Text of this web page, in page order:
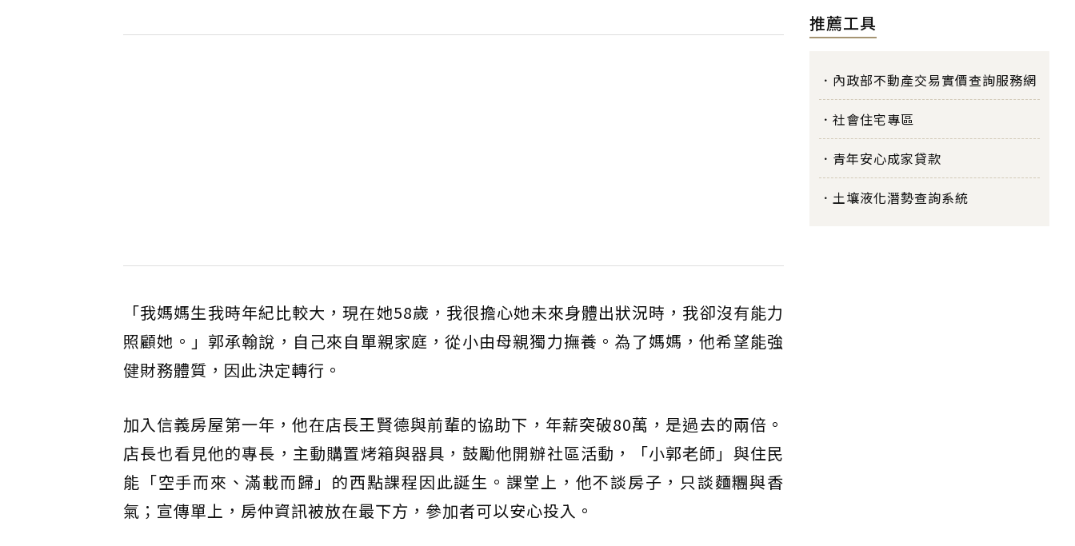
「我媽媽生我時年紀比較大，現在她58歲，我很擔心她未來身體出狀況時，我卻沒有能力
照顧她。」郭承翰說，自己來自單親家庭，從小由母親獨力撫養。為了媽媽，他希望能強
健財務體質，因此決定轉行。
加入信義房屋第一年，他在店長王賢德與前輩的協助下，年薪突破80萬，是過去的兩倍。
店長也看見他的專長，主動購置烤箱與器具，鼓勵他開辦社區活動，「小郭老師」與住民
能「空手而來、滿載而歸」的西點課程因此誕生。課堂上，他不談房子，只談麵糰與香
氣；宣傳單上，房仲資訊被放在最下方，參加者可以安心投入。
推薦工具
內政部不動產交易實價查詢服務網
社會住宅專區
青年安心成家貸款
土壤液化潛勢查詢系統